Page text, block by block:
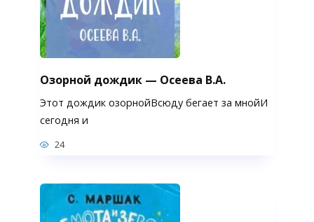
Озорной дождик — Осеева В.А.
Этот дождик озорнойВсюду бегает за мнойИ
сегодня и
24